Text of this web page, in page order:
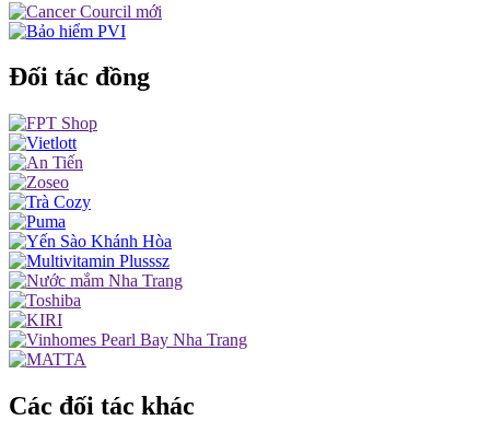
Đối tác đồng
Các đối tác khác